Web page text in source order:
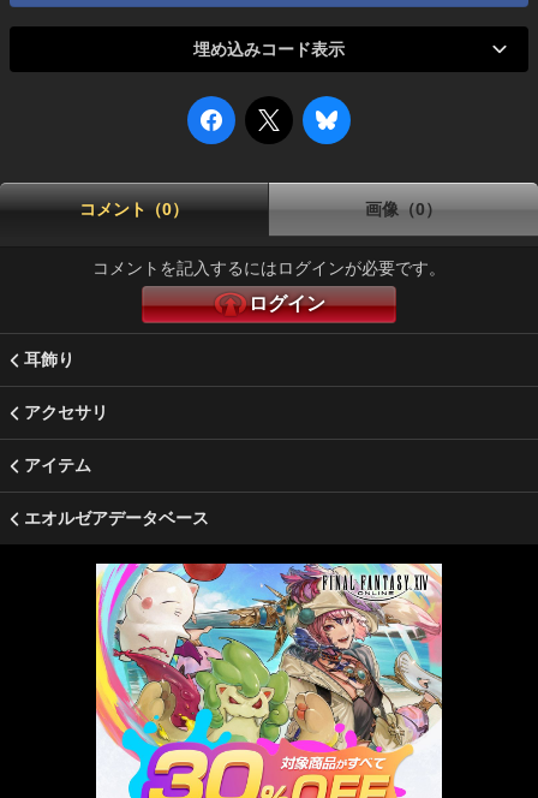
埋め込みコード表示
コメント（0） 画像（0）
コメントを記入するにはログインが必要です。
ログイン
耳飾り
アクセサリ
アイテム
エオルゼアデータベース